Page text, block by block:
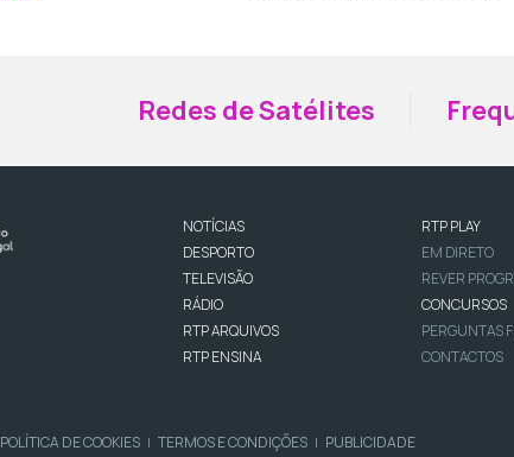
Redes de Satélites
NOTÍCIAS
DESPORTO
TELEVISÃO
RÁDIO
RTP ARQUIVOS
RTP ENSINA
RTP PLAY
EM DIRETO
REVER
CONCURSOS
PERGUNTAS
CONTACTOS
POLÍTICA DE COOKIES | TERMOS E CONDIÇÕES | PUBLICIDADE